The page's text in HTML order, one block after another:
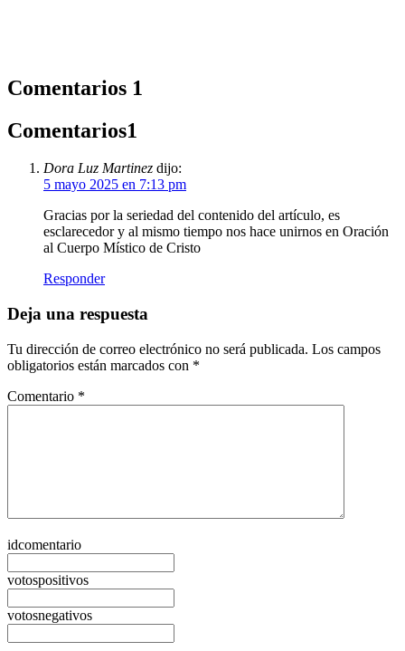
Comentarios 1
Comentarios1
Dora Luz Martinez dijo:
5 mayo 2025 en 7:13 pm
Gracias por la seriedad del contenido del artículo, es
esclarecedor y al mismo tiempo nos hace unirnos en Oración
al Cuerpo Místico de Cristo
Responder
Deja una respuesta
Tu dirección de correo electrónico no será publicada. Los campos
obligatorios están marcados con *
Comentario *
idcomentario
votospositivos
votosnegativos